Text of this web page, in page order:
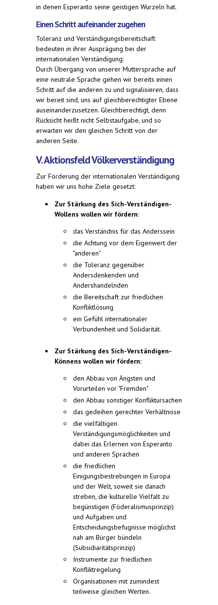
in denen Esperanto seine geistigen Wurzeln hat.
Einen Schritt aufeinander zugehen
Toleranz und Verständigungsbereitschaft
bedeuten in ihrer Ausprägung bei der
internationalen Verständigung:
Durch Übergang von unserer Muttersprache auf
eine neutrale Sprache gehen wir bereits einen
Schritt auf die anderen zu und signalisieren, dass
wir bereit sind, uns auf gleichberechtigter Ebene
auseinanderzusetzen. Gleichberechtigt, denn
Rücksicht heißt nicht Selbstaufgabe, und so
erwarten wir den gleichen Schritt von der
anderen Seite.
V. Aktionsfeld Völkerverständigung
Zur Förderung der internationalen Verständigung
haben wir uns hohe Ziele gesetzt:
Zur Stärkung des Sich-Verständigen-
Wollens wollen wir fördern:
das Verständnis für das Anderssein
die Achtung vor dem Eigenwert der
"anderen"
die Toleranz gegenüber
Andersdenkenden und
Andershandelnden
die Bereitschaft zur friedlichen
Konfliktlösung
ein Gefühl internationaler
Verbundenheit und Solidarität.
Zur Stärkung des Sich-Verständigen-
Könnens wollen wir fördern:
den Abbau von Ängsten und
Vorurteilen vor "Fremden"
den Abbau sonstiger Konfliktursachen
das gedeihen gerechter Verhältnisse
die vielfältigen
Verständigungsmöglichkeiten und
dabei das Erlernen von Esperanto
und anderen Sprachen
die friedlichen
Einigungsbestrebungen in Europa
und der Welt, soweit sie danach
streben, die kulturelle Vielfalt zu
begünstigen (Föderalismusprinzip)
und Aufgaben und
Entscheidungsbefugnisse möglichst
nah am Bürger bündeln
(Subsidiaritätsprinzip)
Instrumente zur friedlichen
Konfliktregelung
Organisationen mit zumindest
teilweise gleichen Werten.